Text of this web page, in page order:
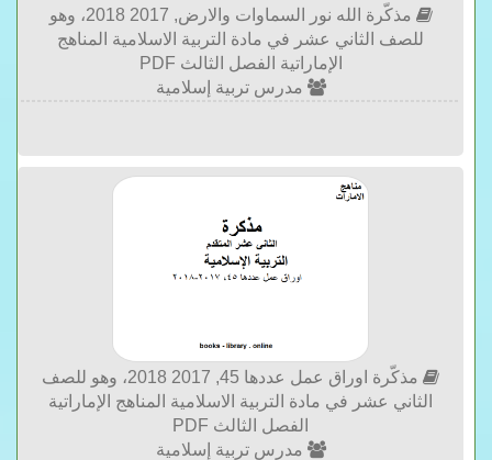
مذكّرة الله نور السماوات والارض, 2017 2018، وهو
للصف الثاني عشر في مادة التربية الاسلامية المناهج
الإماراتية الفصل الثالث PDF
مدرس تربية إسلامية
مذكّرة اوراق عمل عددها 45, 2017 2018، وهو للصف
الثاني عشر في مادة التربية الاسلامية المناهج الإماراتية
الفصل الثالث PDF
مدرس تربية إسلامية